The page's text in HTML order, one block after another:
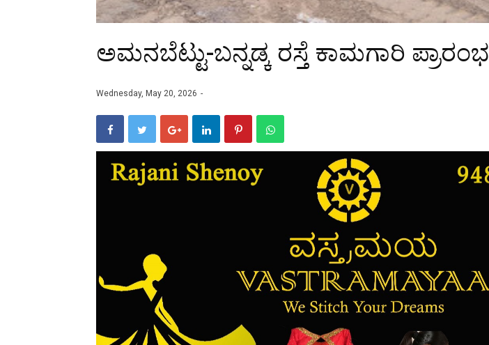
ಅಮನಬೆಟ್ಟು-ಬನ್ನಡ್ಕ ರಸ್ತೆ ಕಾಮಗಾರಿ ಪ್ರಾರಂಭ
Wednesday, May 20, 2026